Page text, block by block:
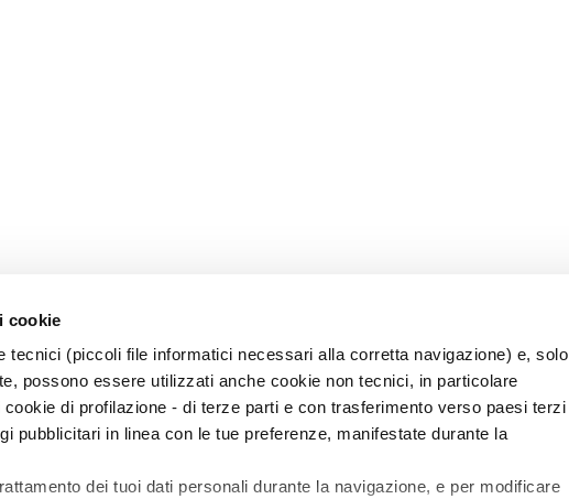
cookie
tecnici (piccoli file informatici necessari alla corretta navigazione) e, solo
possono essere utilizzati anche cookie non tecnici, in particolare
di profilazione - di terze parti e con trasferimento verso paesi terzi
pubblicitari in linea con le tue preferenze, manifestate durante la
dei tuoi dati personali durante la navigazione, e per modificare